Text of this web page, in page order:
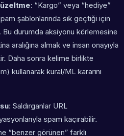
: “Kargo” veya “hediye”
şablonlarında sık geçtiği için
durumda aksiyonu körlemesine
aralığına almak ve insan onayıyla
Daha sonra kelime birlikte
kullanarak kural/ML kararını
: Saldırganlar URL
spam kaçırabilir.
“benzer görünen” farklı